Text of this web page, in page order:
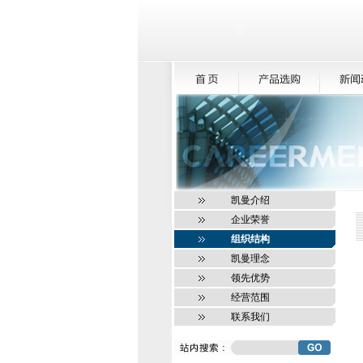
凯曼介绍
企业荣誉
组织结构
凯曼理念
领先优势
经营范围
联系我们